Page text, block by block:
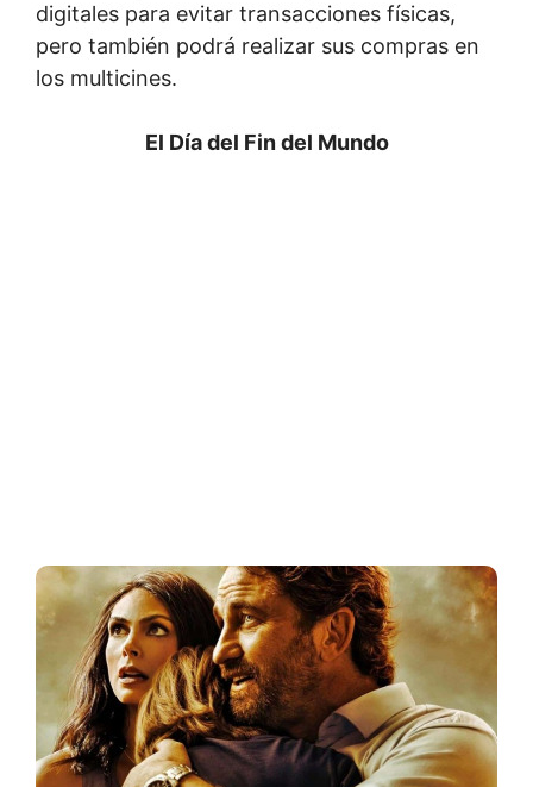
digitales para evitar transacciones físicas,
pero también podrá realizar sus compras en
los multicines.
El Día del Fin del Mundo